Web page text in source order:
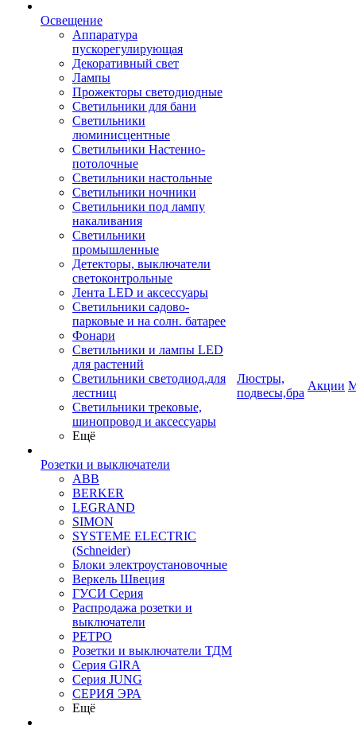
Освещение
Аппаратура
пускорегулирующая
Декоративный свет
Лампы
Прожекторы светодиодные
Светильники для бани
Светильники
люминисцентные
Светильники Настенно-
потолочные
Светильники настольные
Светильники ночники
Светильники под лампу
накаливания
Светильники
промышленные
Детекторы, выключатели
светоконтрольные
Лента LED и аксессуары
Светильники садово-
парковые и на солн. батарее
Фонари
Светильники и лампы LED
для растений
Светильники светодиод.для
лестниц
Светильники трековые,
шинопровод и аксессуары
Ещё
Розетки и выключатели
ABB
BERKER
LEGRAND
SIMON
SYSTEME ELECTRIC
(Schneider)
Блоки электроустановочные
Веркель Швеция
ГУСИ Серия
Распродажа розетки и
выключатели
РЕТРО
Розетки и выключатели ТДМ
Серия GIRA
Серия JUNG
СЕРИЯ ЭРА
Ещё
Люстры,
подвесы,бра
Акции